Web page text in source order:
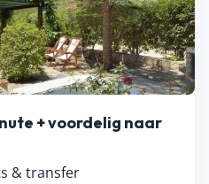
+ voordelig naar
& transfer